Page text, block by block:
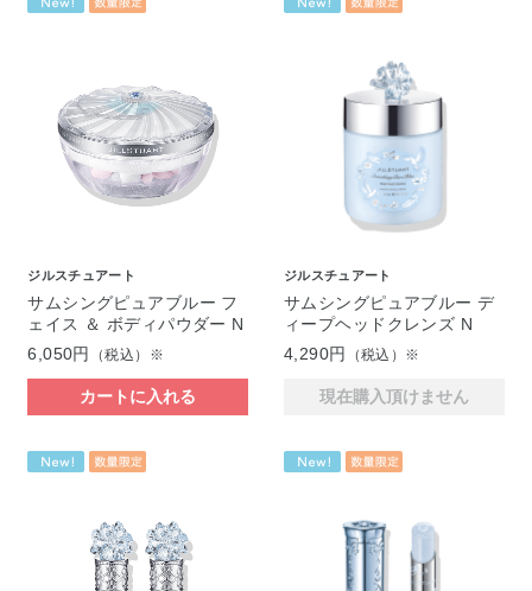
ジルスチュアート
サムシングピュアブルー フ
ェイス ＆ ボディパウダー N
6,050円
（税込）※
カートに入れる
ジルスチュアート
サムシングピュアブルー デ
ィープヘッドクレンズ N
4,290円
（税込）※
現在購入頂けません